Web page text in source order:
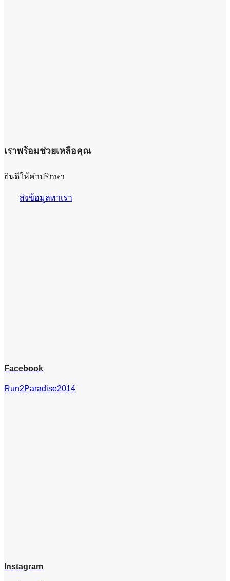
เราพร้อมช่วยเหลือคุณ
ยินดีให้คำปรึกษา
ส่งข้อมูลหาเรา
Facebook
Run2Paradise2014
Instagram